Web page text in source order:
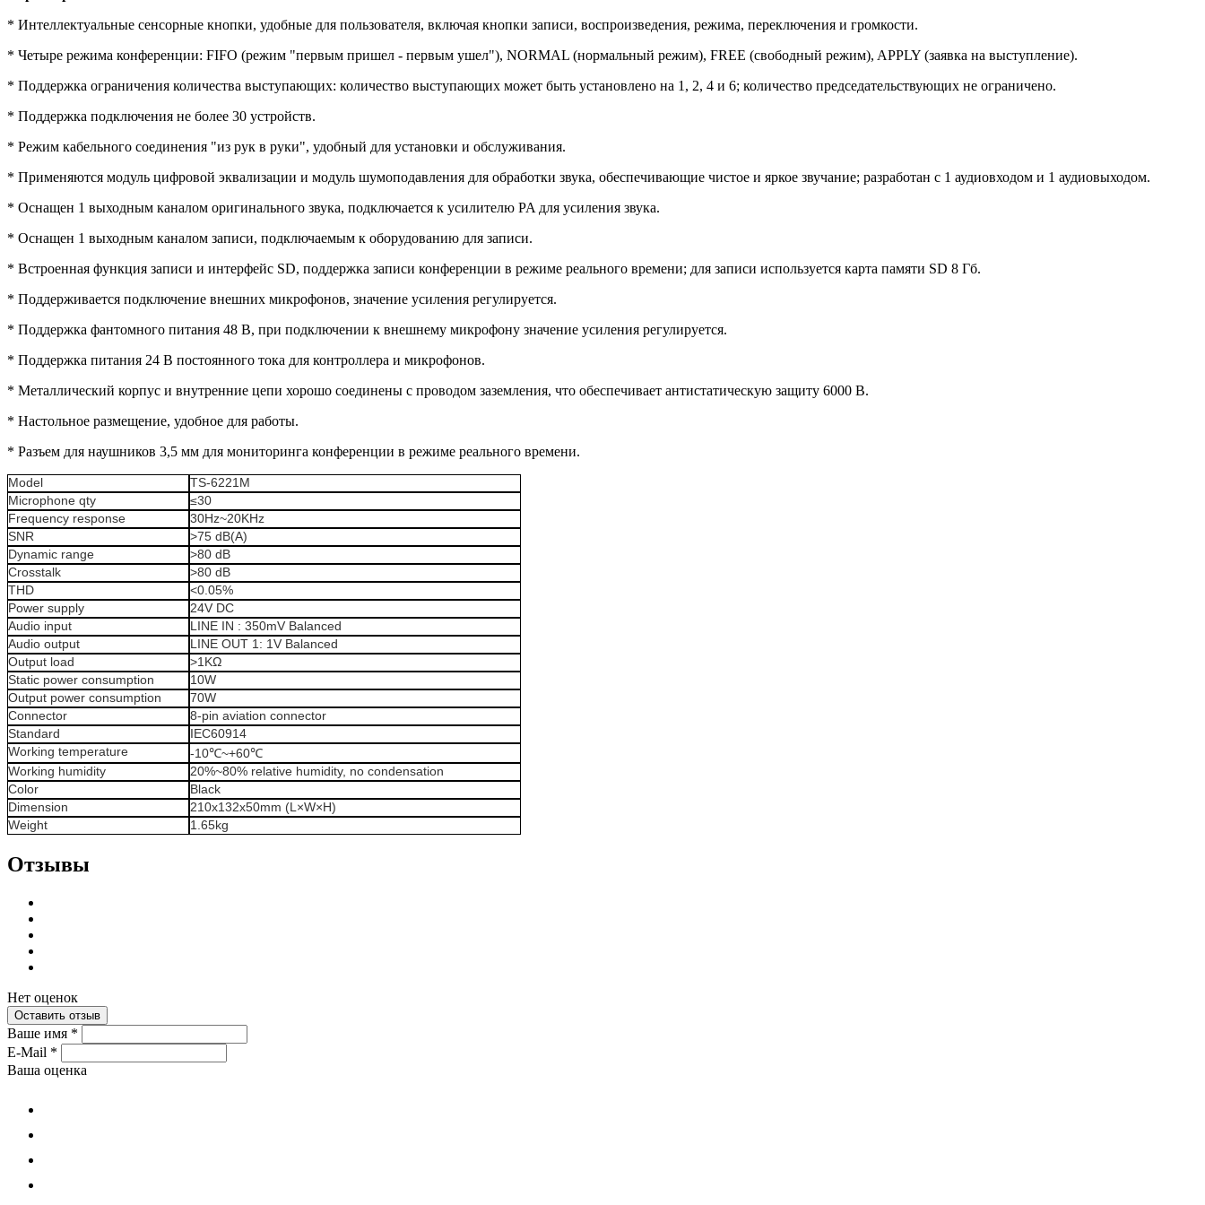
* Интеллектуальные сенсорные кнопки, удобные для пользователя, включая кнопки записи, воспроизведения, режима, переключения и громкости.
* Четыре режима конференции: FIFO (режим "первым пришел - первым ушел"), NORMAL (нормальный режим), FREE (свободный режим), APPLY (заявка на выступление).
* Поддержка ограничения количества выступающих: количество выступающих может быть установлено на 1, 2, 4 и 6; количество председательствующих не ограничено.
* Поддержка подключения не более 30 устройств.
* Режим кабельного соединения "из рук в руки", удобный для установки и обслуживания.
* Применяются модуль цифровой эквализации и модуль шумоподавления для обработки звука, обеспечивающие чистое и яркое звучание; разработан с 1 аудиовходом и 1 аудиовыходом.
* Оснащен 1 выходным каналом оригинального звука, подключается к усилителю PA для усиления звука.
* Оснащен 1 выходным каналом записи, подключаемым к оборудованию для записи.
* Встроенная функция записи и интерфейс SD, поддержка записи конференции в режиме реального времени; для записи используется карта памяти SD 8 Гб.
* Поддерживается подключение внешних микрофонов, значение усиления регулируется.
* Поддержка фантомного питания 48 В, при подключении к внешнему микрофону значение усиления регулируется.
* Поддержка питания 24 В постоянного тока для контроллера и микрофонов.
* Металлический корпус и внутренние цепи хорошо соединены с проводом заземления, что обеспечивает антистатическую защиту 6000 В.
* Настольное размещение, удобное для работы.
* Разъем для наушников 3,5 мм для мониторинга конференции в режиме реального времени.
Model TS-6221M
Microphoneqty
≤30
Frequency response
30Hz~20KHz
SNR
>75 dB(A)
Dynamic range
>80 dB
Crosstalk
>80 dB
THD
<0.05%
Powersupply
24V DC
Audio input LINE IN : 350mV Balanced
Audiooutput LINE OUT 1: 1V Balanced
Output load
>1KΩ
Static power consumption
10W
Output power consumption
70W
Connector
8-pinaviationconnector
Standard
IEC60914
Workingtemperature -10℃~+60℃
Working humidity 20%~80% relative humidity, no condensation
Color
Black
Dimension
210x132x50mm (L×W×H)
Weight
1.65kg
Отзывы
Нет оценок
Оставить отзыв
Ваше имя *
E-Mail *
Ваша оценка